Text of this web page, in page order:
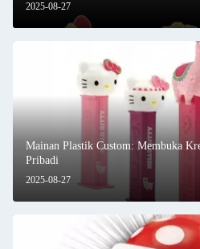
2025-08-27
2025-08-27
Mainan Plastik Custom: Membuka
Pribadi